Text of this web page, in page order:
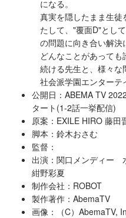
になる。
真実を隠したまま生
たして、"覆面D"とし
の問題に向き合い解決
どんなことがあって
続ける先生と、様々な
社会派学園エンターテ
公開日：ABEMA TV
タート(1-2話一挙配信)
原案：EXILE HIRO 藤田
脚本：鈴木おさむ
監督：
出演：関口メンディ
紺野彩夏
制作会社：ROBOT
製作著作：AbemaTV
画像：（C）AbemaTV,